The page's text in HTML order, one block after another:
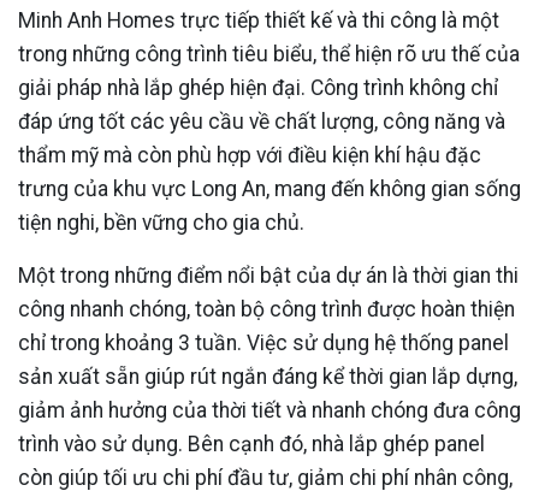
Minh Anh Homes trực tiếp thiết kế và thi công là một
trong những công trình tiêu biểu, thể hiện rõ ưu thế của
giải pháp nhà lắp ghép hiện đại. Công trình không chỉ
đáp ứng tốt các yêu cầu về chất lượng, công năng và
thẩm mỹ mà còn phù hợp với điều kiện khí hậu đặc
trưng của khu vực Long An, mang đến không gian sống
tiện nghi, bền vững cho gia chủ.
Một trong những điểm nổi bật của dự án là thời gian thi
công nhanh chóng, toàn bộ công trình được hoàn thiện
chỉ trong khoảng 3 tuần. Việc sử dụng hệ thống panel
sản xuất sẵn giúp rút ngắn đáng kể thời gian lắp dựng,
giảm ảnh hưởng của thời tiết và nhanh chóng đưa công
trình vào sử dụng. Bên cạnh đó, nhà lắp ghép panel
còn giúp tối ưu chi phí đầu tư, giảm chi phí nhân công,